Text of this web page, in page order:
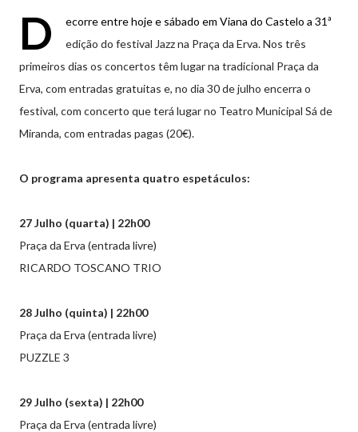
D
ecorre entre hoje e sábado em Viana do Castelo a 31ª
edição do festival Jazz na Praça da Erva. Nos três
primeiros dias os concertos têm lugar na tradicional Praça da
Erva, com entradas gratuitas e, no dia 30 de julho encerra o
festival, com concerto que terá lugar no Teatro Municipal Sá de
Miranda, com entradas pagas (20€).
O programa apresenta quatro espetáculos:
27 Julho (quarta) | 22h00
Praça da Erva (entrada livre)
RICARDO TOSCANO TRIO
28 Julho (quinta) | 22h00
Praça da Erva (entrada livre)
PUZZLE 3
29 Julho (sexta) | 22h00
Praça da Erva (entrada livre)